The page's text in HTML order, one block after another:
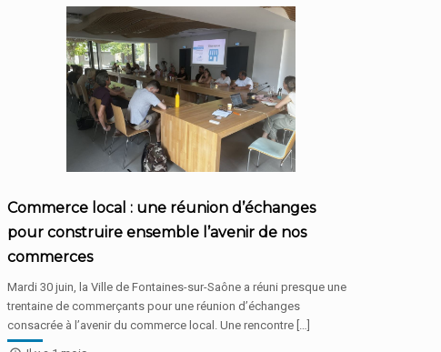
Commerce local : une réunion d’échanges
pour construire ensemble l’avenir de nos
commerces
Mardi 30 juin, la Ville de Fontaines-sur-Saône a réuni presque une
trentaine de commerçants pour une réunion d’échanges
consacrée à l’avenir du commerce local. Une rencontre […]